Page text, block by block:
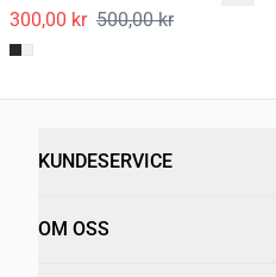
300,00 kr 500,00 kr
KUNDESERVICE
OM OSS